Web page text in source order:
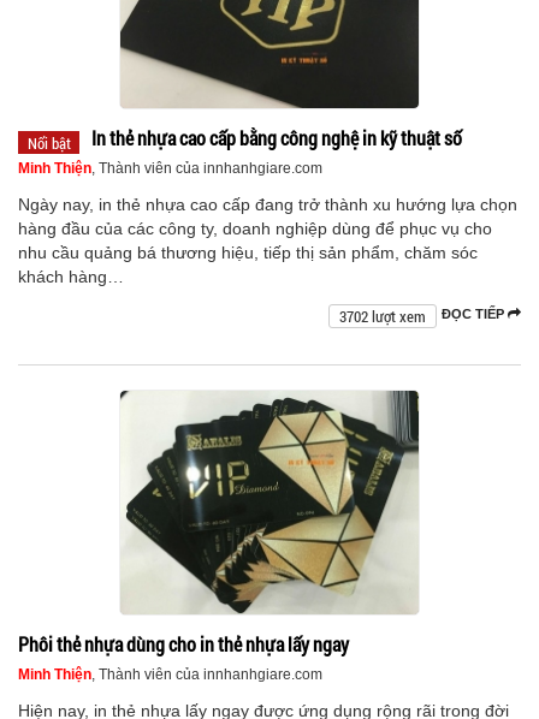
Nổi bật In thẻ nhựa cao cấp bằng công nghệ in kỹ thuật số
Minh Thiện, Thành viên của innhanhgiare.com
Ngày nay, in thẻ nhựa cao cấp đang trở thành xu hướng lựa chọn
hàng đầu của các công ty, doanh nghiệp dùng để phục vụ cho
nhu cầu quảng bá thương hiệu, tiếp thị sản phẩm, chăm sóc
khách hàng…
ĐỌC TIẾP
3702 lượt xem
Phôi thẻ nhựa dùng cho in thẻ nhựa lấy ngay
Minh Thiện, Thành viên của innhanhgiare.com
Hiện nay, in thẻ nhựa lấy ngay được ứng dụng rộng rãi trong đời